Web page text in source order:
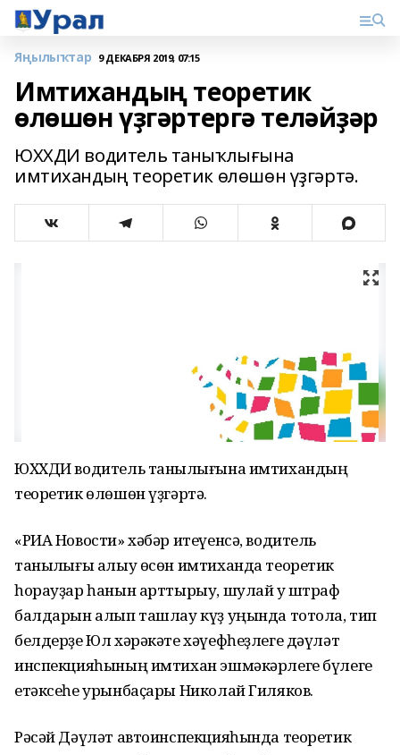
Яңылыҡтар 9 ДЕКАБРЯ 2019, 07:15
Имтихандың теоретик
өлөшөн үҙгәртергә теләйҙәр
ЮХХДИ водитель таныҡлығына
имтихандың теоретик өлөшөн үҙгәртә.
ЮХХДИ водитель таныҡлығына имтихандың
теоретик өлөшөн үҙгәртә.
«РИА Новости» хәбәр итеүенсә, водитель
таныҡлығы алыу өсөн имтиханда теоретик
һорауҙар һанын арттырыу, шулай уҡ штраф
балдарын алып ташлау күҙ уңында тотола, тип
белдерҙе Юл хәрәкәте хәүефһеҙлеге дәүләт
инспекцияһының имтихан эшмәкәрлеге бүлеге
етәксеһе урынбаҫары Николай Гиляков.
Рәсәй Дәүләт автоинспекцияһында теоретик